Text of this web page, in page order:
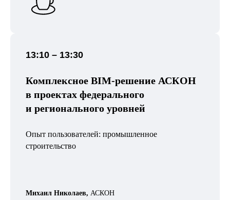
13:10 – 13:30
Комплексное BIM-решение АСКОН
в проектах федерального
и регионального уровней
Опыт пользователей: промышленное
строительство
Михаил Николаев, АСКОН